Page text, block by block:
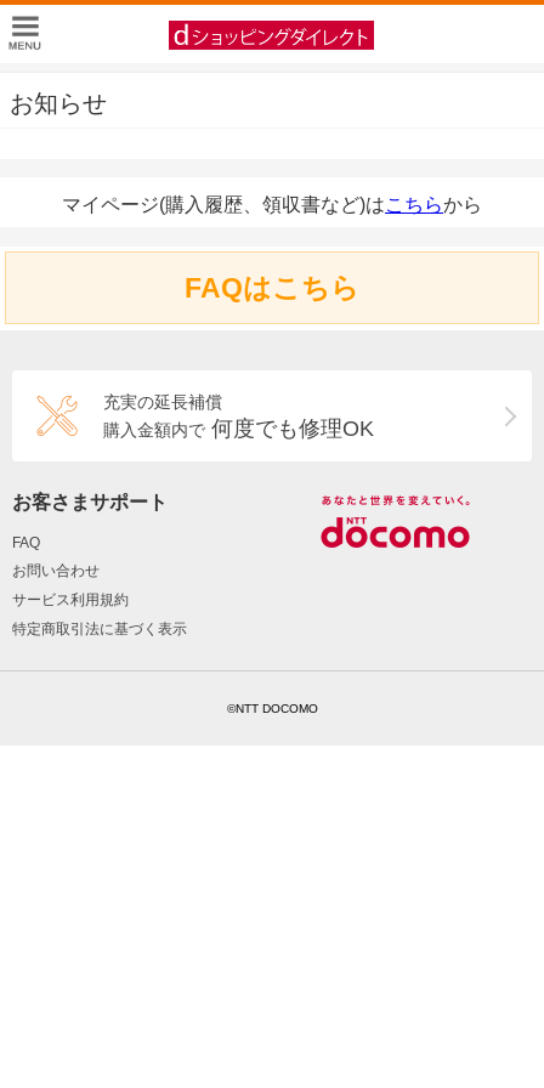
お知らせ
マイページ(購入履歴、領収書など)はこちらから
FAQはこちら
充実の延長補償
購入金額内で 何度でも修理OK
お客さまサポート
FAQ
お問い合わせ
サービス利用規約
特定商取引法に基づく表示
©NTT DOCOMO